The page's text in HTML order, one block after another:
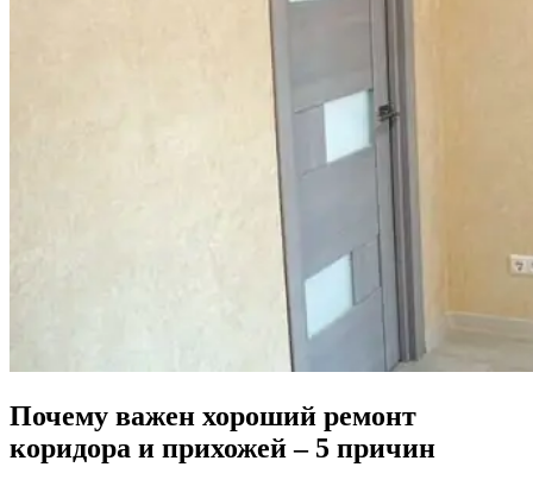
Почему важен хороший ремонт
коридора и прихожей – 5 причин